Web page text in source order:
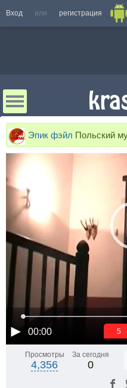
Вход или регистрация
Эпик фэйл Польский
00:00 5
Просмотры
4,356
За сегодня
0